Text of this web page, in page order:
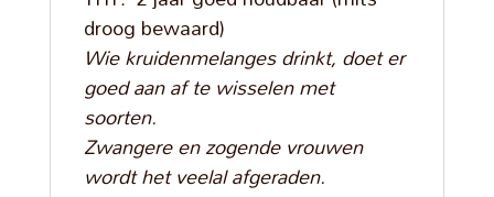
droog bewaard)
Wie kruidenmelanges drinkt, doet er
goed aan af te wisselen met
soorten.
Zwangere en zogende vrouwen
wordt het veelal afgeraden.